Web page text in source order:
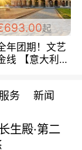
起
年团期！文艺
线 【意大利一
周铁发！
务 新闻
生殿·第二